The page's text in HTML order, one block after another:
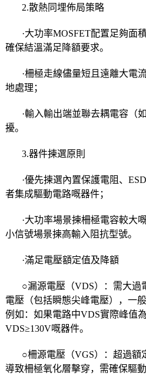
2.散熱同埋佈局策略
·大功率MOSFET配置足夠面
確保結溫滿足降額要求。
·柵極走線儘量短且遠離大電
地處理；
·輸入輸出端並聯去耦電容（
擾。
3.器件揀選原則
·優先揀選內置保護電阻、
者集成驅動電路嘅器件；
·大功率場景揀柵極電容較大
小信號場景揀高輸入阻抗型號。
·滿足電壓額定值及降額
○漏源電壓（VDS）：需大過
電壓（包括瞬態尖峰電壓），一般
例如：如果電路中VDS實際峰值
VDS≥130V嘅器件。
○柵源電壓（VGS）：超過額
導致柵極氧化層擊穿，需確保驅